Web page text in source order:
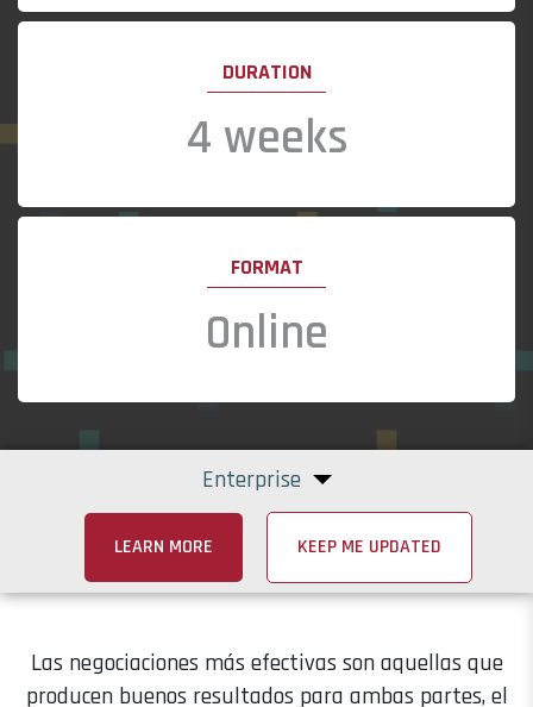
DURATION
4 weeks
FORMAT
Online
Enterprise
LEARN MORE KEEP ME UPDATED
Las negociaciones más efectivas son aquellas que
producen buenos resultados para ambas partes, el